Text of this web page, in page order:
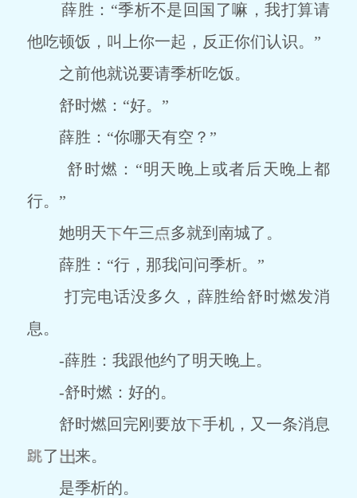
薛胜：“季析不是回国了嘛，我打算请
他吃顿饭，叫上你一起，反正你们认识。”
之前他就说要请季析吃饭。
舒时燃：“好。”
薛胜：“你哪天有空？”
舒时燃：“明天晚上或者后天晚上都
行。”
她明天
午三
多就到南城了。
薛胜：“行，那我问问季析。”
打完电话没多久，薛胜给舒时燃发消
息。
-薛胜：我跟他约了明天晚上。
-舒时燃：好的。
舒时燃回完刚要放
手机，又一条消息
了
来。
是季析的。